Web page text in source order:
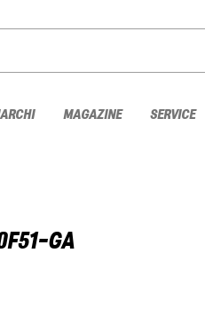
MAGAZINE SERVICE
GA